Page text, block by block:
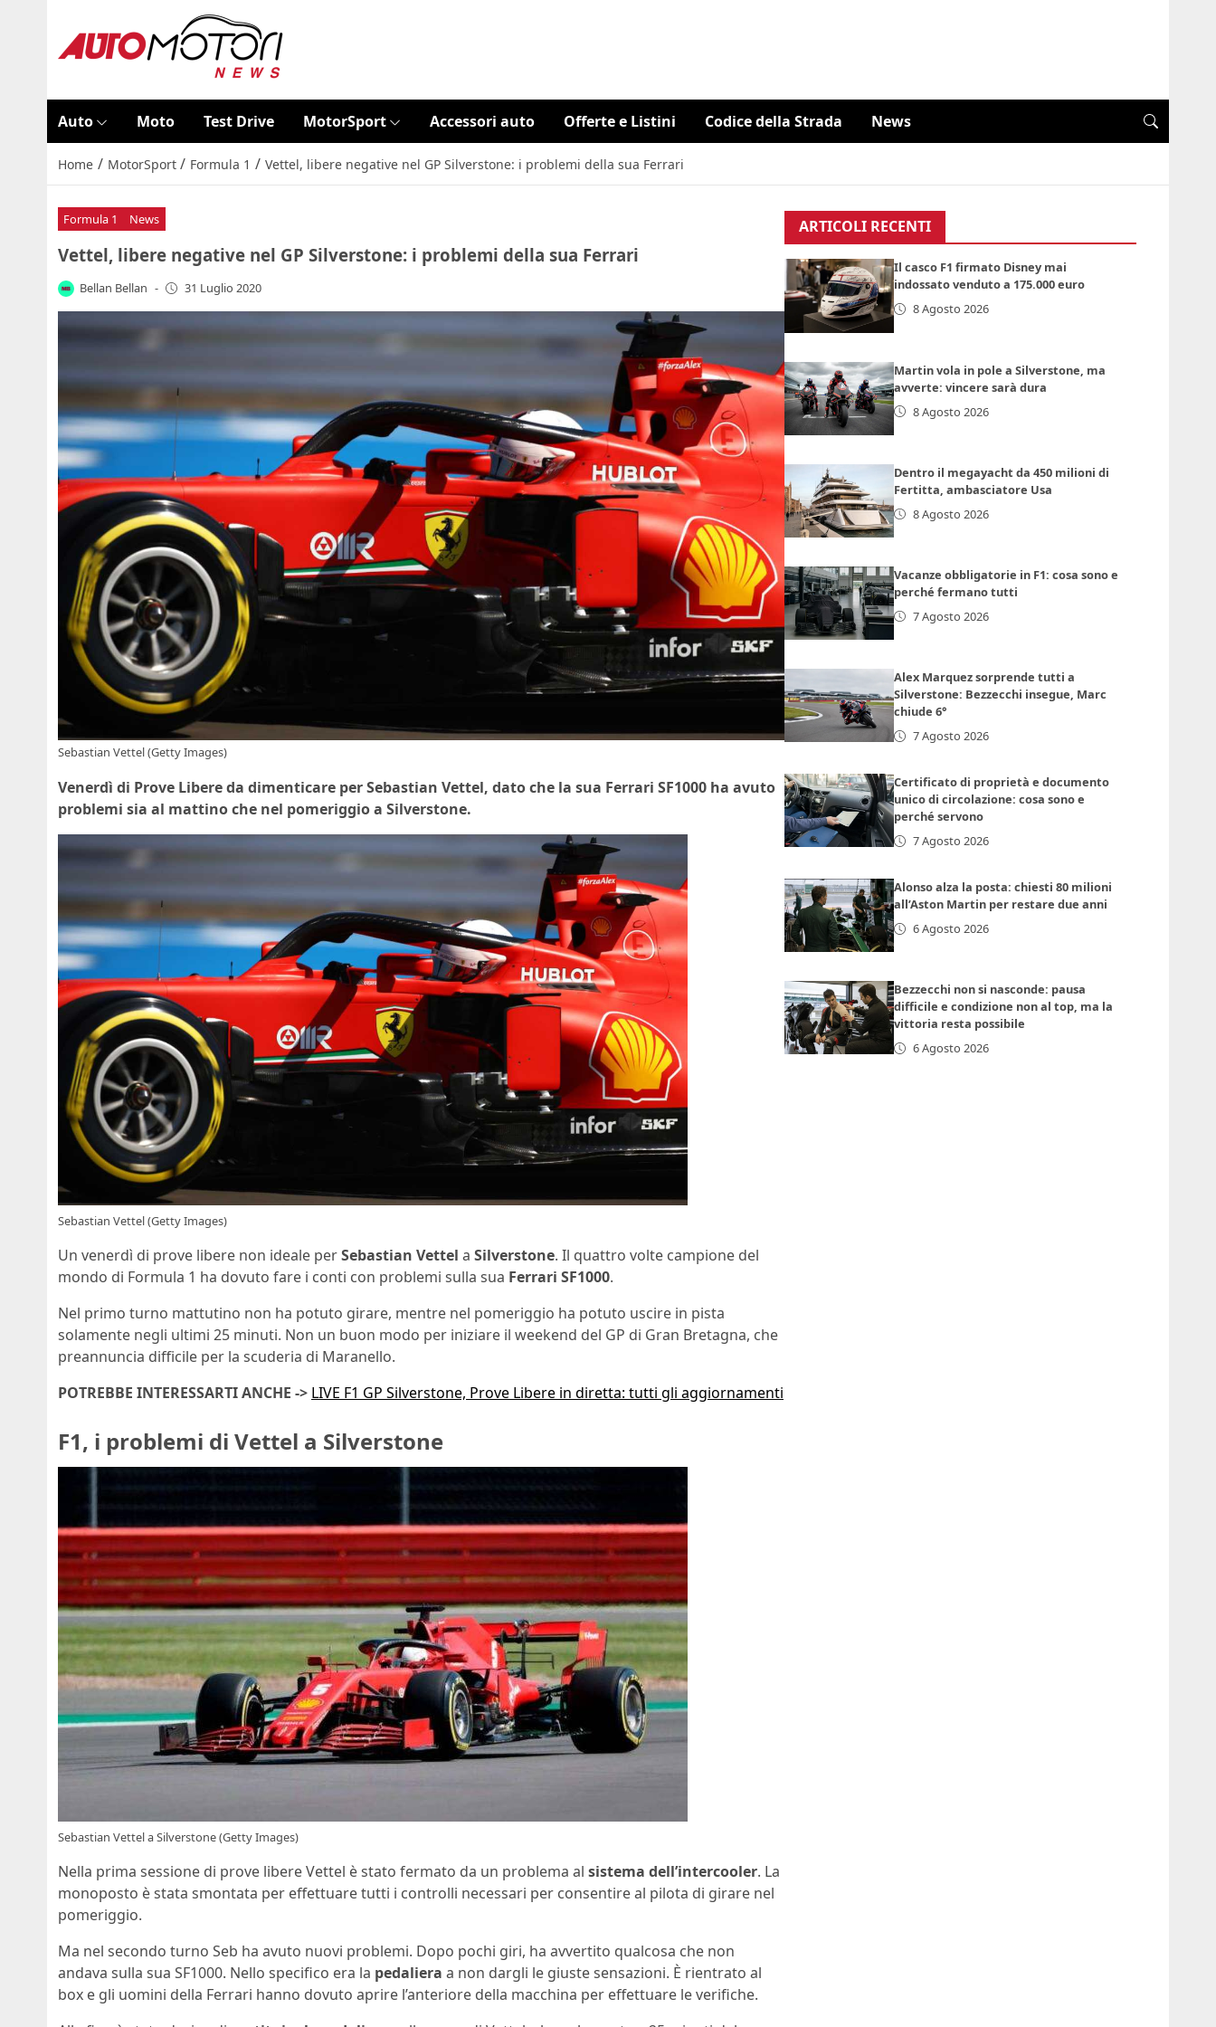
Auto Moto Test Drive MotorSport Accessori auto Offerte e Listini Codice della Strada News
Home / MotorSport / Formula 1 / Vettel, libere negative nel GP Silverstone: i problemi della sua Ferrari
Formula 1 News
Vettel, libere negative nel GP Silverstone: i problemi della sua Ferrari
Bellan Bellan - 31 Luglio 2020
Sebastian Vettel (Getty Images)
Venerdì di Prove Libere da dimenticare per Sebastian Vettel, dato che la sua Ferrari SF1000 ha avuto
problemi sia al mattino che nel pomeriggio a Silverstone.
Sebastian Vettel (Getty Images)
Un venerdì di prove libere non ideale perSebastian Vettel a Silverstone. Il quattro volte campione del
mondo di Formula 1 ha dovuto fare i conti con problemi sulla sua Ferrari SF1000.
Nel primo turno mattutino non ha potuto girare, mentre nel pomeriggio ha potuto uscire in pista
solamente negli ultimi 25 minuti. Non un buon modo per iniziare il weekend del GP di Gran Bretagna, che
preannuncia difficile per la scuderia di Maranello.
POTREBBE INTERESSARTI ANCHE -> LIVE F1 GP Silverstone, Prove Libere in diretta: tutti gli aggiornamenti
F1, i problemi di Vettel a Silverstone
Sebastian Vettel a Silverstone (Getty Images)
Nella prima sessione di prove libere Vettel è stato fermato da un problema al sistema dell’intercooler. La
monoposto è stata smontata per effettuare tutti i controlli necessari per consentire al pilota di girare nel
pomeriggio.
Ma nel secondo turno Seb ha avuto nuovi problemi. Dopo pochi giri, ha avvertito qualcosa che non
andava sulla sua SF1000. Nello specifico era la pedaliera a non dargli le giuste sensazioni. È rientrato al
box e gli uomini della Ferrari hanno dovuto aprire l’anteriore della macchina per effettuare le verifiche.
ARTICOLI RECENTI
Il casco F1 firmato Disney mai
indossato venduto a 175.000 euro
8 Agosto 2026
Martin vola in pole a Silverstone, ma
avverte: vincere sarà dura
8 Agosto 2026
Dentro il megayacht da 450 milioni di
Fertitta, ambasciatore Usa
8 Agosto 2026
Vacanze obbligatorie in F1: cosa sono e
perché fermano tutti
7 Agosto 2026
Alex Marquez sorprende tutti a
Silverstone: Bezzecchi insegue, Marc
chiude 6°
7 Agosto 2026
Certificato di proprietà e documento
unico di circolazione: cosa sono e
perché servono
7 Agosto 2026
Alonso alza la posta: chiesti 80 milioni
all’Aston Martin per restare due anni
6 Agosto 2026
Bezzecchi non si nasconde: pausa
difficile e condizione non al top, ma la
vittoria resta possibile
6 Agosto 2026